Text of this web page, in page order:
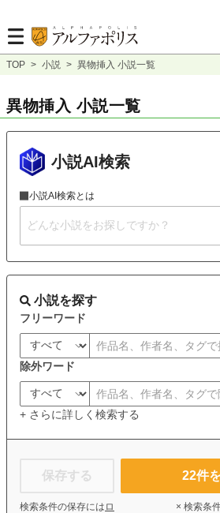
TOP > 小説 > 異物挿入 小説一覧
異物挿入 小説一覧
小説AI検索
小説AI検索とは
小説を探す
フリーワード
除外ワード
+ さらに詳しく検索する
保存する
検索条件の保存には ロ
22件
× 検索条